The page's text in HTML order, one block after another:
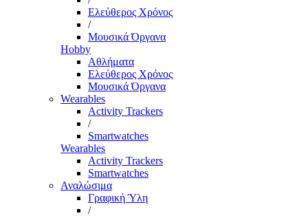
Ελεύθερος Χρόνος
/
Μουσικά Όργανα
Hobby
Αθλήματα
Ελεύθερος Χρόνος
Μουσικά Όργανα
Wearables
Activity Trackers
/
Smartwatches
Wearables
Activity Trackers
Smartwatches
Αναλώσιμα
Γραφική Ύλη
/